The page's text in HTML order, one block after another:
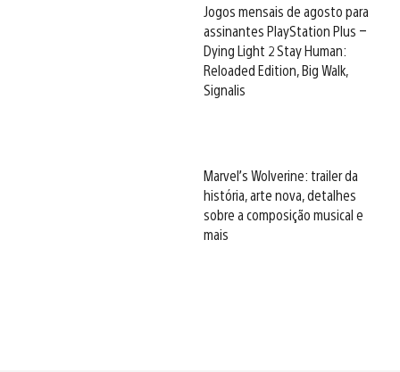
Jogos mensais de agosto para
assinantes PlayStation Plus –
Dying Light 2 Stay Human:
Reloaded Edition, Big Walk,
Signalis
Marvel’s Wolverine: trailer da
história, arte nova, detalhes
sobre a composição musical e
mais